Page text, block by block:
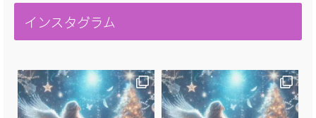
インスタグラム